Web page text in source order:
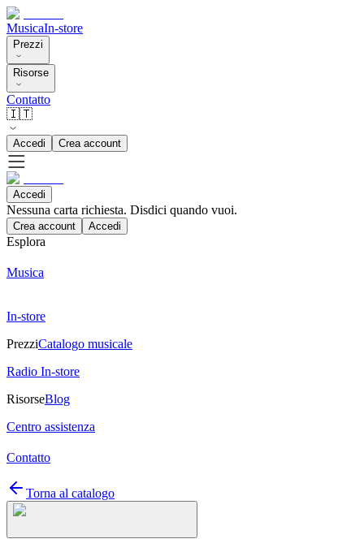
MusicaIn-store
Prezzi
Risorse
Contatto
🇮🇹
Accedi Crea account
Accedi
Nessuna carta richiesta. Disdici quando vuoi.
Crea account Accedi
Esplora
Musica
In-store
PrezziCatalogo musicale
Radio In-store
RisorseBlog
Centro assistenza
Contatto
Torna al catalogo